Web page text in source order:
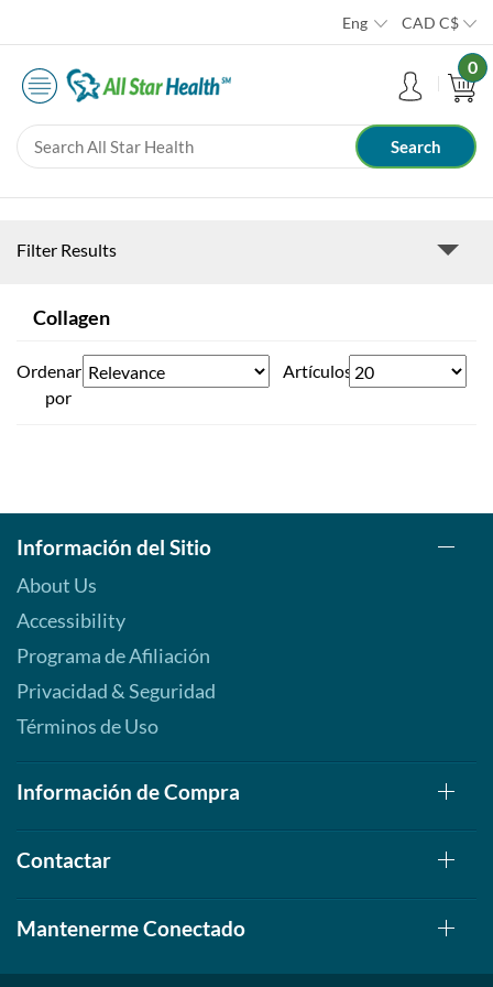
Eng CAD C$
0
Filter Results
Collagen
Ordenar
por
Artículos
Información del Sitio
About Us
Accessibility
Programa de Afiliación
Privacidad & Seguridad
Términos de Uso
Información de Compra
Contactar
Mantenerme Conectado